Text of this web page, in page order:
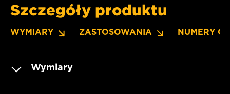
Szczegóły produktu
WYMIARY ZASTOSOWANIA NUMERY OE
Wymiary